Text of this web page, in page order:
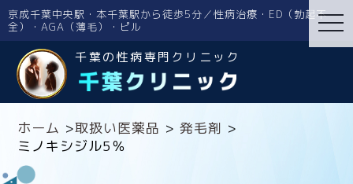
京成千葉中央駅・本千葉駅から徒歩5分／性病治療・ED（勃起不
全）・AGA（薄毛）・ピル
千葉の性病専門クリニック
ホーム >取扱い医薬品 > 発毛剤 >
ミノキシジル5％